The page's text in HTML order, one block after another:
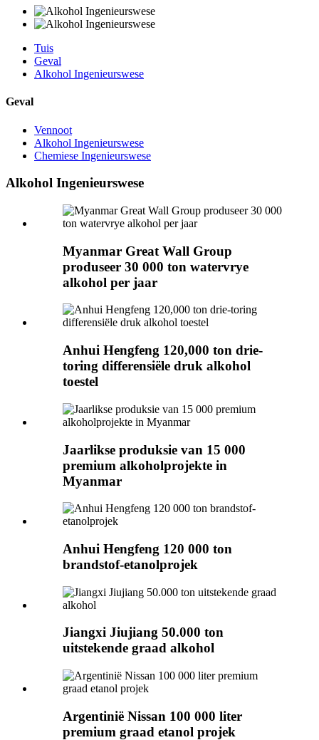
Tuis
Geval
Alkohol Ingenieurswese
Geval
Vennoot
Alkohol Ingenieurswese
Chemiese Ingenieurswese
Alkohol Ingenieurswese
Myanmar Great Wall Group
produseer 30 000 ton watervrye
alkohol per jaar
Anhui Hengfeng 120,000 ton drie-
toring differensiële druk alkohol
toestel
Jaarlikse produksie van 15 000
premium alkoholprojekte in
Myanmar
Anhui Hengfeng 120 000 ton
brandstof-etanolprojek
Jiangxi Jiujiang 50.000 ton
uitstekende graad alkohol
Argentinië Nissan 100 000 liter
premium graad etanol projek